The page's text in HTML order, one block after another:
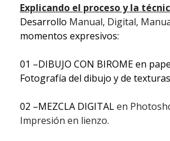
Explicando el proceso y la
Desarrollo Manual, Digital,
momentos expresivos:
01 –DIBUJO CON BIROME en
Fotografía del dibujo y de
02 –MEZCLA DIGITALen
Impresión en lienzo.